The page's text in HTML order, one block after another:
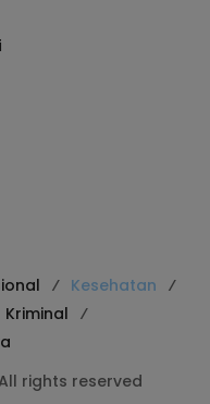
Kesehatan
Kriminal
rights reserved